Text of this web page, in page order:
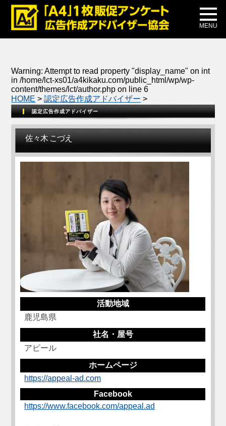
MENU
メディア掲載
公式ブログ
Warning: Attempt to read property "display_name" on int
in/home/lct-xs01/a4kikaku.com/public_html/wp/wp-
content/themes/lct/author.php on line6
HOME >認定広告作成アドバイザー >
認定広告作成アドバイザー
佐々木 こづえ
活動地域
鹿児島県
社名・屋号
アピール
ホームページ
https://appeal-ad.com
Facebook
https://www.facebook.com/appeal.ad